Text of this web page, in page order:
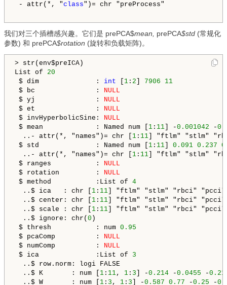
- attr(*, "class")= chr "preProcess"
我们对三个插槽感兴趣。它们是 prePCA$mean, prePCA$std (常规化
参数) 和 prePCA$rotation (旋转和负载矩阵)。
> str(env$preICA)
List of 20
$ dim              : int 1 : 2 7906
11
$ bc               : NULL
$ yj               : NULL
$ et               : NULL
$ invHyperbolicSine: NULL
$ mean             : Named num [ 1 : 11 ] -0.001042 -
..- attr(*, "names")= chr [ 1 : 11 ] "ftlm" "stlm"
$ std              : Named num [ 1 : 11 0.091 0.237
..- attr(*, "names")= chr [ 1 : 11 ] "ftlm" "stlm"
$ ranges           : NULL
$ rotation         : NULL
$ method           :List of 4
..$ ica   : chr [ 1 : 11 ] "ftlm" "stlm" "rbci"
..$ center: chr [ 1 : 11 ] "ftlm" "stlm" "rbci"
..$ scale : chr [ 1 : 11 ] "ftlm" "stlm" "rbci"
..$ ignore: chr( 0 )
$ thresh           : num 0.95
$ pcaComp          : NULL
$ numComp          : NULL
$ ica              :List of 3
..$ row.norm: logi FALSE
..$ K       : num [ 1 : 11, 1 : 3 ] -0.214 -0.0455 -
..$ W       : num [ 1 : 3 , 1 : 3 ] -0.587 0.77 -0.25 -